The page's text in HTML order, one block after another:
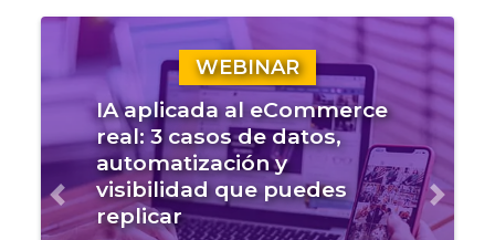
WEBINAR
IA aplicada al eCommerce
real: 3 casos de datos,
automatización y
visibilidad que puedes
replicar
Anterior